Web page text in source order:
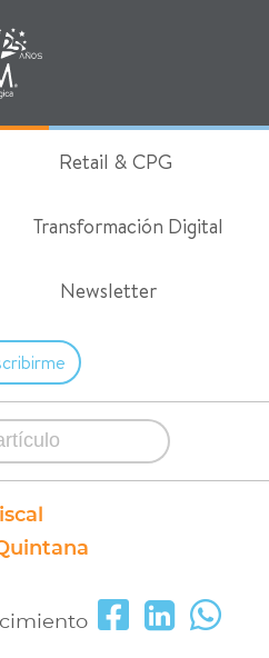
Retail & CPG
Transformación Digital
Newsletter